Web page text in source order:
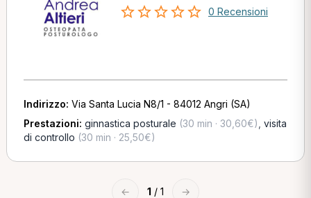
0 Recensioni
Indirizzo: Via Santa Lucia N8/1 - 84012 Angri (SA)
Prestazioni: ginnastica posturale (30 min · 30,60€) visita
di controllo (30 min · 25,50€)
← 1 / 1 →